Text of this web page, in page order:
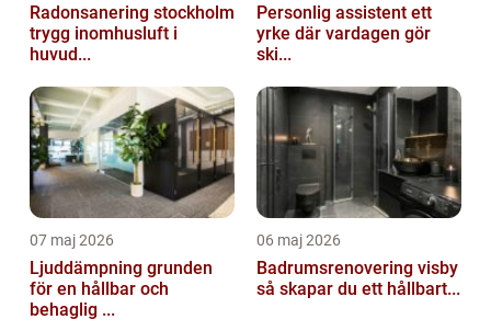
Radonsanering stockholm
trygg inomhusluft i
huvud...
Personlig assistent ett
yrke där vardagen gör
ski...
07 maj 2026
Ljuddämpning grunden
för en hållbar och
behaglig ...
06 maj 2026
Badrumsrenovering visby
så skapar du ett hållbart...